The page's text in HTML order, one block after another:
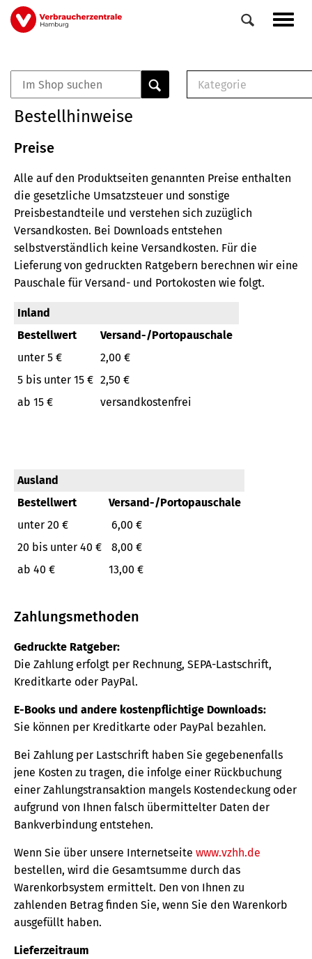
Direkt
zum
Veranstaltungen
0
Elemente
Kategorie
Broschüre
Buch
Bestellhinweise
Preise
Alle auf den Produktseiten genannten Preise enthalten
die gesetzliche Umsatzsteuer und sonstige
Preisbestandteile und verstehen sich zuzüglich
Versandkosten. Bei Downloads entstehen
selbstverständlich keine Versandkosten. Für die
Lieferung von gedruckten Ratgebern berechnen wir eine
Pauschale für Versand- und Portokosten wie folgt.
Inland
Bestellwert
Versand-/Portopauschale
unter 5 €
2,00 €
5 bis unter 15 € 2,50 €
ab 15 €
versandkostenfrei
Ausland
Bestellwert
Versand-/Portopauschale
unter 20 €
6,00 €
20 bis unter 40 €
8,00 €
ab 40 €
13,00 €
Zahlungsmethoden
Gedruckte Ratgeber:
Die Zahlung erfolgt per Rechnung, SEPA-Lastschrift,
Kreditkarte oder PayPal.
E-Books und andere kostenpflichtige Downloads:
Sie können per Kreditkarte oder PayPal bezahlen.
Bei Zahlung per Lastschrift haben Sie gegebenenfalls
jene Kosten zu tragen, die infolge einer Rückbuchung
einer Zahlungstransaktion mangels Kostendeckung oder
aufgrund von Ihnen falsch übermittelter Daten der
Bankverbindung entstehen.
Wenn Sie über unsere Internetseite www.vzhh.de
bestellen, wird die Gesamtsumme durch das
Warenkorbsystem ermittelt. Den von Ihnen zu
zahlenden Betrag finden Sie, wenn Sie den Warenkorb
ausgefüllt haben.
Lieferzeitraum